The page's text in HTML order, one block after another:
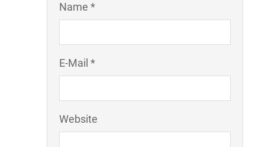
Name *
E-Mail *
Website